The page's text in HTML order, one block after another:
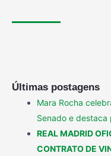
Últimas postagens
Mara Rocha
Senado e destaca
REAL MADRID
CONTRATO DE